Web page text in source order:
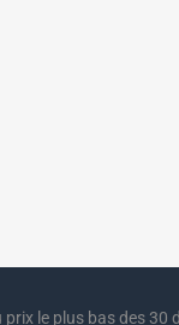
le plus bas des 30